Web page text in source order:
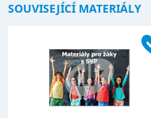
SOUVISEJÍCÍ MATERIÁLY